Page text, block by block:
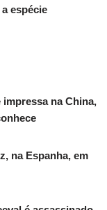
espécie
impressa na China,
na Espanha, em